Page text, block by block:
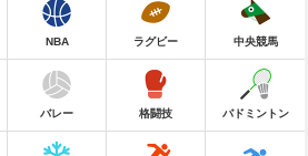
NBA ラグビー 中央競馬
バレー 格闘技 バドミントン